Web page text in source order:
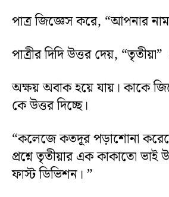
পাত্র জিজ্ঞেস করে, “আপনার
পাত্রীর দিদি উত্তর দেয়, “তৃতীয়া”
অক্ষয় অবাক হয়ে যায়। কাকে
কে উত্তর দিচ্ছে।
“কলেজে কতদূর পড়াশোনা
প্রশ্নে তৃতীয়ার এক কাকাতো ভাই
ফাস্ট ডিভিশন। ”